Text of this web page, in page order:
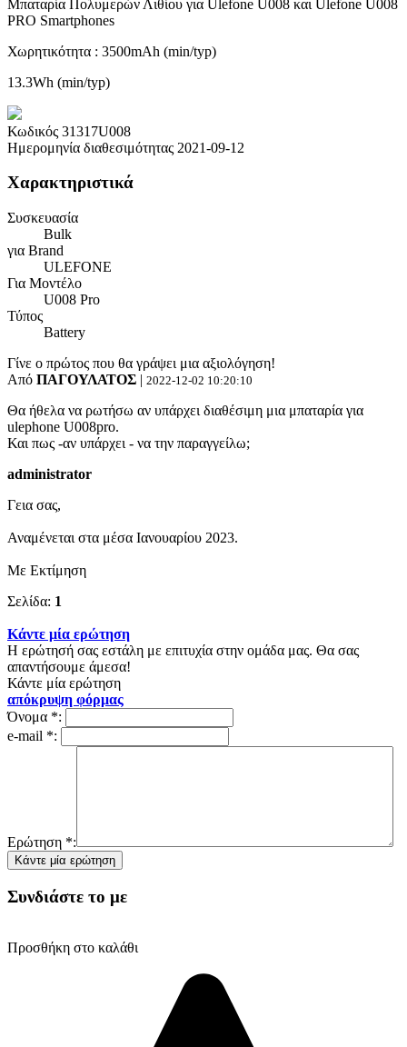
Μπαταρία Πολυμερών Λιθίου για Ulefone U008 και Ulefone U008
PRO Smartphones
Χωρητικότητα : 3500mAh (min/typ)
13.3Wh (min/typ)
Κωδικός 31317U008
Ημερομηνία διαθεσιμότητας 2021-09-12
Χαρακτηριστικά
Συσκευασία
Bulk
για Brand
ULEFONE
Για Μοντέλο
U008 Pro
Τύπος
Battery
Γίνε ο πρώτος που θα γράψει μια αξιολόγηση!
Από ΠΑΓΟΥΛΑΤΟΣ | 2022-12-02 10:20:10
Θα ήθελα να ρωτήσω αν υπάρχει διαθέσιμη μια μπαταρία για
ulephone U008pro.
Και πως -αν υπάρχει - να την παραγγείλω;
administrator
Γεια σας,
Αναμένεται στα μέσα Ιανουαρίου 2023.
Με Εκτίμηση
Σελίδα: 1
Κάντε μία ερώτηση
Η ερώτησή σας εστάλη με επιτυχία στην ομάδα μας. Θα σας
απαντήσουμε άμεσα!
Κάντε μία ερώτηση
απόκρυψη φόρμας
Όνομα *:
e-mail *:
Ερώτηση *:
Συνδιάστε το με
Προσθήκη στο καλάθι